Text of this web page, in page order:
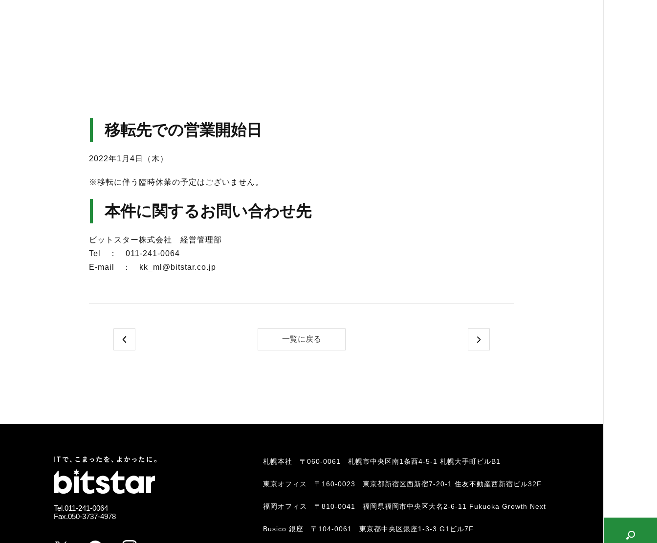
移転先での営業開始日
2022年1月4日（木）
※移転に伴う臨時休業の予定はございません。
本件に関するお問い合わせ先
ビットスター株式会社 経営管理部
Tel ： 011-241-0064
E-mail ： kk_ml@bitstar.co.jp
一覧に戻る
Tel.011-241-0064
Fax.050-3737-4978
札幌本社 〒060-0061 札幌市中央区南1条西4-5-1 札幌大手町ビルB1
東京オフィス 〒160-0023 東京都新宿区西新宿7-20-1 住友不動産西新宿ビル32F
福岡オフィス 〒810-0041 福岡県福岡市中央区大名2-6-11 Fukuoka Growth Next
Busico.銀座 〒104-0061 東京都中央区銀座1-3-3 G1ビル7F